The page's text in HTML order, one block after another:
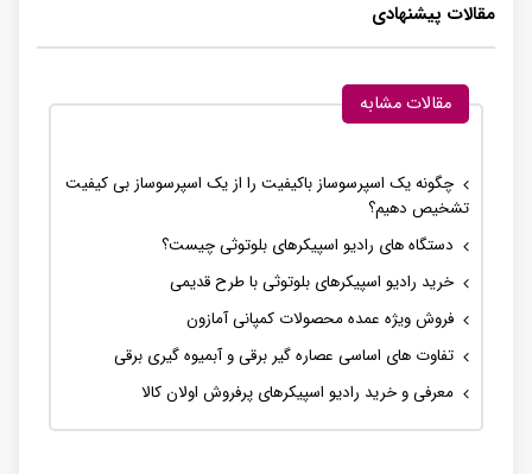
مقالات پیشنهادی
مقالات مشابه
چگونه یک اسپرسوساز باکیفیت را از یک اسپرسوساز بی کیفیت
تشخیص دهیم؟
دستگاه های رادیو اسپیکرهای بلوتوثی چیست؟
خرید رادیو اسپیکرهای بلوتوثی با طرح قدیمی
فروش ویژه عمده محصولات کمپانی آمازون
تفاوت های اساسی عصاره گیر برقی و آبمیوه گیری برقی
معرفی و خرید رادیو اسپیکرهای پرفروش اولان کالا